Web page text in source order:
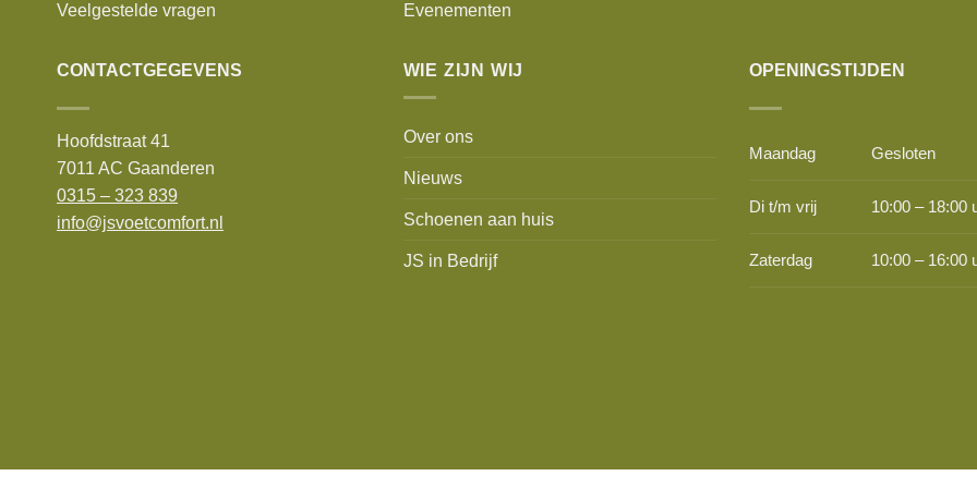
Veelgestelde vragen Evenementen
CONTACTGEGEVENS
Hoofdstraat 41
7011 AC Gaanderen
0315 – 323 839
info@jsvoetcomfort.nl
WIE ZIJN WIJ
Over ons
Nieuws
Schoenen aan huis
JS in Bedrijf
OPENINGSTIJDEN
Maandag Gesloten
Di t/m vrij 10:00 – 18:00
Zaterdag 10:00 – 16:00